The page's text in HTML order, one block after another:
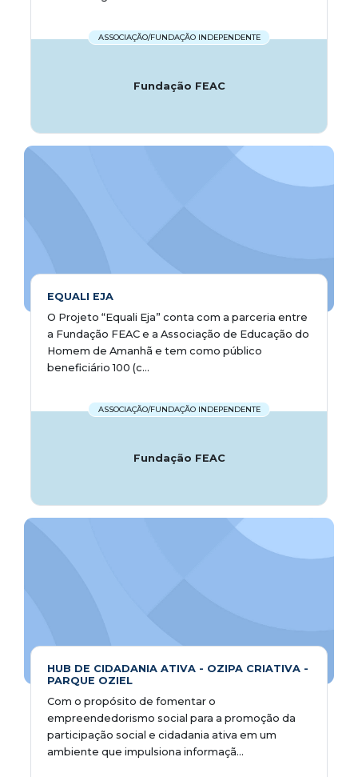
ASSOCIAÇÃO/FUNDAÇÃO INDEPENDENTE
Fundação FEAC
EQUALI EJA
O Projeto “Equali Eja” conta com a parceria entre
a Fundação FEAC e a Associação de Educação do
Homem de Amanhã e tem como público
beneficiário 100 (c...
ASSOCIAÇÃO/FUNDAÇÃO INDEPENDENTE
Fundação FEAC
HUB DE CIDADANIA ATIVA - OZIPA CRIATIVA -
PARQUE OZIEL
Com o propósito de fomentar o
empreendedorismo social para a promoção da
participação social e cidadania ativa em um
ambiente que impulsiona informaçã...